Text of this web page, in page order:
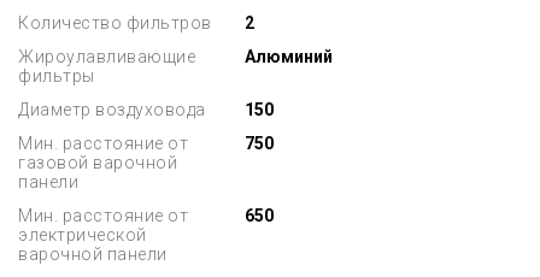
Количество фильтров
2
Жироулавливающие
фильтры
Алюминий
Диаметр воздуховода
150
Мин. расстояние от
газовой варочной
панели
750
Мин. расстояние от
электрической
варочной панели
650